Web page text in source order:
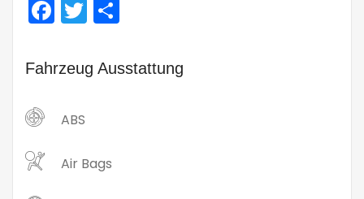
Facebook
Twitter
Fahrzeug Ausstattung
ABS
Air Bags